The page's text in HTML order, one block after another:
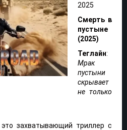
2025
Смерть в
пустыне
(2025)
Теглайн:
Мрак
пустыни
скрывает
не только
захватывающий триллер с